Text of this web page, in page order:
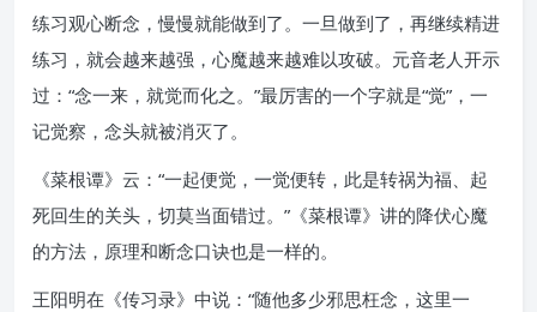
练习观心断念，慢慢就能做到了。一旦做到了，再继续精进
练习，就会越来越强，心魔越来越难以攻破。元音老人开示
过：“念一来，就觉而化之。”最厉害的一个字就是“觉”，一
记觉察，念头就被消灭了。
《菜根谭》云：“一起便觉，一觉便转，此是转祸为福、起
死回生的关头，切莫当面错过。”《菜根谭》讲的降伏心魔
的方法，原理和断念口诀也是一样的。
王阳明在《传习录》中说：“随他多少邪思枉念，这里一